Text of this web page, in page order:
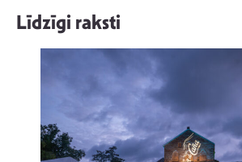
Līdzīgi raksti